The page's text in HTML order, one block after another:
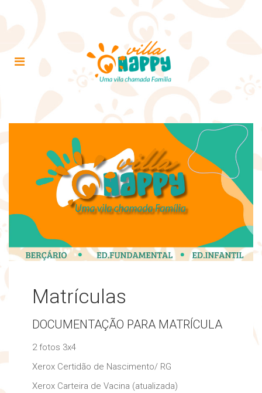
Matrículas
DOCUMENTAÇÃO PARA MATRÍCULA
2 fotos 3x4
Xerox Certidão de Nascimento/ RG
Xerox Carteira de Vacina (atualizada)